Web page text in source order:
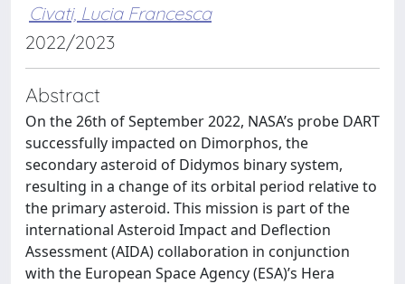
Civati, Lucia Francesca
2022/2023
Abstract
On the 26th of September 2022, NASA’s probe DART
successfully impacted on Dimorphos, the
secondary asteroid of Didymos binary system,
resulting in a change of its orbital period relative to
the primary asteroid. This mission is part of the
international Asteroid Impact and Deflection
Assessment (AIDA) collaboration in conjunction
with the European Space Agency (ESA)’s Hera